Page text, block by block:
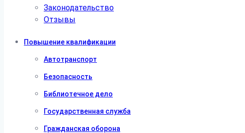
Законодательство
Отзывы
Повышение квалификации
Автотранспорт
Безопасность
Библиотечное дело
Государственная служба
Гражданская оборона